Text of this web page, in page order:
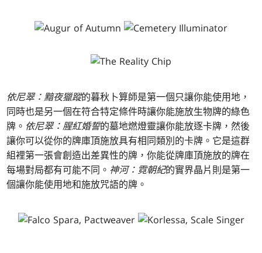
依尼翠：黯夜獵蹤的暮秋卜算師是第一個只讓你能使用地，
同時也是另一個在符合特定條件時讓你能施放生物牌的綠色
牌。 依尼翠：腥紅婚誓的墓地燃燈靈讓你能放逐卡牌，然後
讓你可以從你的牌庫頂施放具有相同類別的卡牌。它是這群
組裡第一張會創造出差異性的牌，你能從牌庫頂施放的牌在
每場對局都有可能不同。 神河：霓朝紀的實界晶片則是第一
個讓你能使用地和施放咒語的牌。